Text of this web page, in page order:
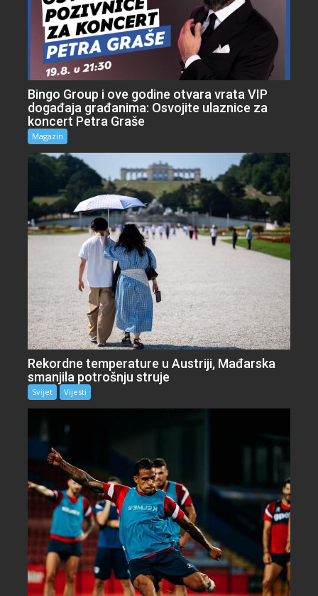
Bingo Group i ove godine otvara vrata VIP
događaja građanima: Osvojite ulaznice za
koncert Petra Graše
Magazin
Rekordne temperature u Austriji, Mađarska
smanjila potrošnju struje
Svijet Vijesti